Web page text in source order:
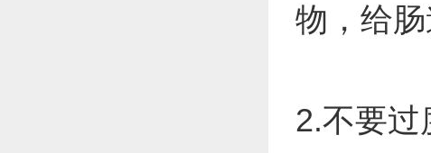
物，给肠
2.不要过